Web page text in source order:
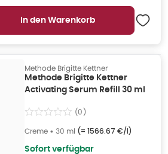
In den Warenkorb
Methode Brigitte Kettner
Methode Brigitte Kettner
Activating Serum Refill 30 ml
(0)
Creme • 30 ml (= 1566.67 €/l)
Sofort verfügbar